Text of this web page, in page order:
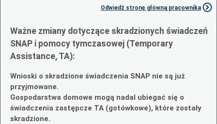
Odwiedź stronę główną pracownika
Ważne zmiany dotyczące skradzionych świadczeń
SNAP i pomocy tymczasowej (Temporary
Assistance, TA):
Wnioski o skradzione świadczenia SNAP nie są już
przyjmowane.
Gospodarstwa domowe mogą nadal ubiegać się o
świadczenia zastępcze TA (gotówkowe), które zostały
skradzione.